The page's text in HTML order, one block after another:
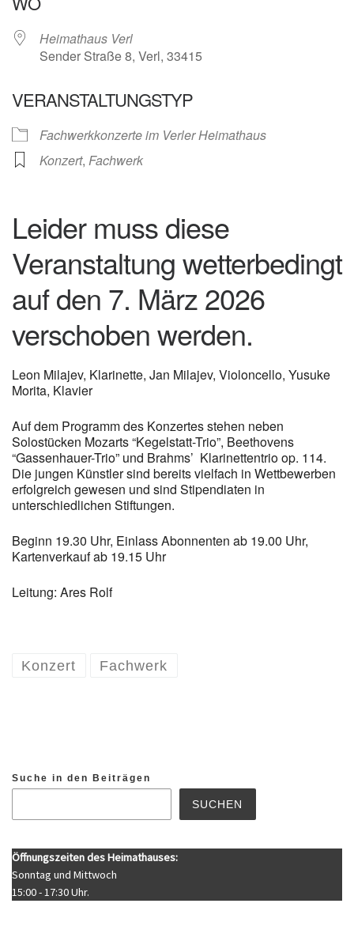
Heimathaus Verl
Sender Straße 8, Verl, 33415
VERANSTALTUNGSTYP
Fachwerkkonzerte im Verler Heimathaus
Konzert, Fachwerk
Leider muss diese
Veranstaltung wetterbedingt
auf den 7. März 2026
verschoben werden.
Leon Milajev, Klarinette, Jan Milajev, Violoncello, Yusuke
Morita, Klavier
Auf dem Programm des Konzertes stehen neben
Solostücken Mozarts “Kegelstatt-Trio”, Beethovens
“Gassenhauer-Trio” und Brahms’ Klarinettentrio op. 114.
Die jungen Künstler sind bereits vielfach in Wettbewerben
erfolgreich gewesen und sind Stipendiaten in
unterschiedlichen Stiftungen.
Beginn 19.30 Uhr, Einlass Abonnenten ab 19.00 Uhr,
Kartenverkauf ab 19.15 Uhr
Leitung: Ares Rolf
Konzert Fachwerk
Suche in den Beiträgen
SUCHEN
Öffnungszeiten des Heimathauses:
Sonntag und Mittwoch
15:00 - 17:30 Uhr.